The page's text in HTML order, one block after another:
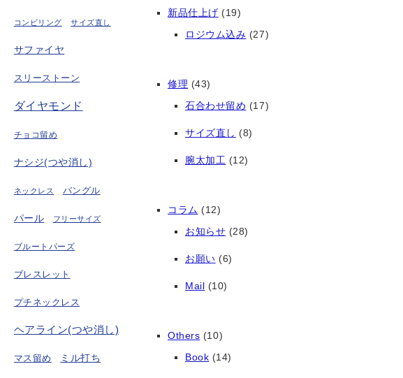
コンビリング サイズ直し
サファイヤ
スリーストーン
ダイヤモンド
チョコ留め
ナシジ(つや消し)
ネックレス バングル
パール フリーサイズ
ブルートパーズ
ブレスレット
プチネックレス
ヘアライン(つや消し)
マス留め ミル打ち
新品仕上げ (19)
ロジウム込み (27)
修理 (43)
石合わせ留め (17)
サイズ直し (8)
腕太加工 (12)
コラム (12)
お知らせ (28)
お願い (6)
Mail (10)
Others (10)
Book (14)